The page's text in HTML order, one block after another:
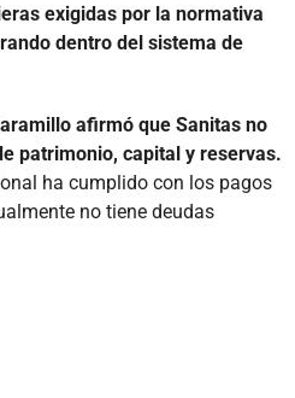
exigidas por la normativa
dentro del sistema de
afirmó que Sanitas no
patrimonio, capital y reservas.
ha cumplido con los pagos
no tiene deudas